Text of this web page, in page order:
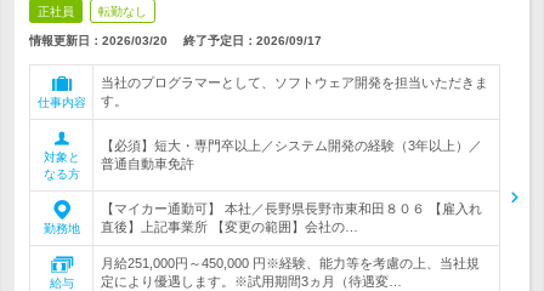
正社員 転勤なし
情報更新日：2026/03/20 終了予定日： 2026/09/17
仕事内容
当社のプログラマーとして、ソフトウェア開発を担当いただきま
す。
対象と
なる方
【必須】短大・専門卒以上／システム開発の経験（3年以上）／
普通自動車免許
勤務地
【マイカー通勤可】 本社／長野県長野市東和田８０６ 【雇入れ
直後】上記事業所 【変更の範囲】会社の…
給与
月給251,000円～450,000 円※経験、能力等を考慮の上、当社規
定により優遇します。※試用期間3ヵ月（待遇変…